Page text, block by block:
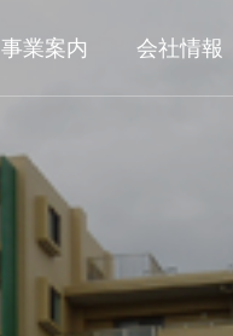
事業案内 会社情報